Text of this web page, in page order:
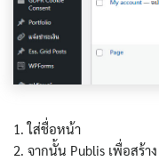
1. ใส่ชื่อหน้า
2. จากนั้น Publis เพื่อสร้า